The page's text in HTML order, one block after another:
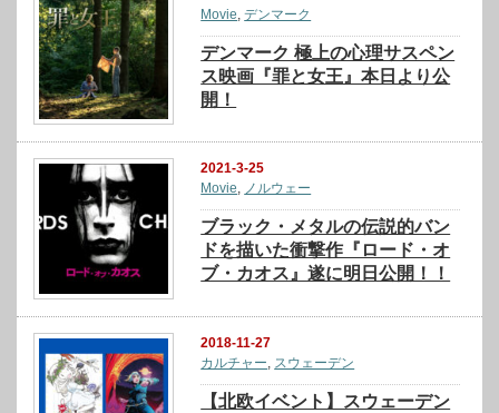
Movie,デンマーク
デンマーク 極上の心理サスペン
ス映画『罪と女王』本日より公
開！
2021-3-25
Movie, ノルウェー
ブラック・メタルの伝説的バン
ドを描いた衝撃作『ロード・オ
ブ・カオス』遂に明日公開！！
2018-11-27
カルチャー
スウェーデン
【北欧イベント】スウェーデン